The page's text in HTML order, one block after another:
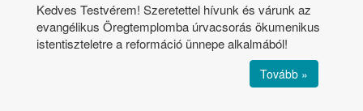
Kedves Testvérem! Szeretettel hívunk és várunk az
evangélikus Öregtemplomba úrvacsorás ökumenikus
istentiszteletre a reformáció ünnepe alkalmából!
Tovább »